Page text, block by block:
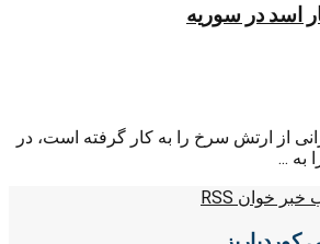
اسد در سوریه
از ارتش سرخ را به کار گرفته است، در
به ...
خبر خوان RSS